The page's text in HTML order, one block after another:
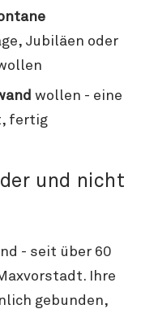
Jubiläen oder
wollen - eine
fertig
und nicht
- seit über 60
Ihre
gebunden,